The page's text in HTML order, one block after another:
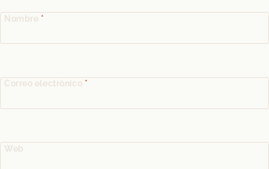
Nombre *
Correo electrónico *
Web